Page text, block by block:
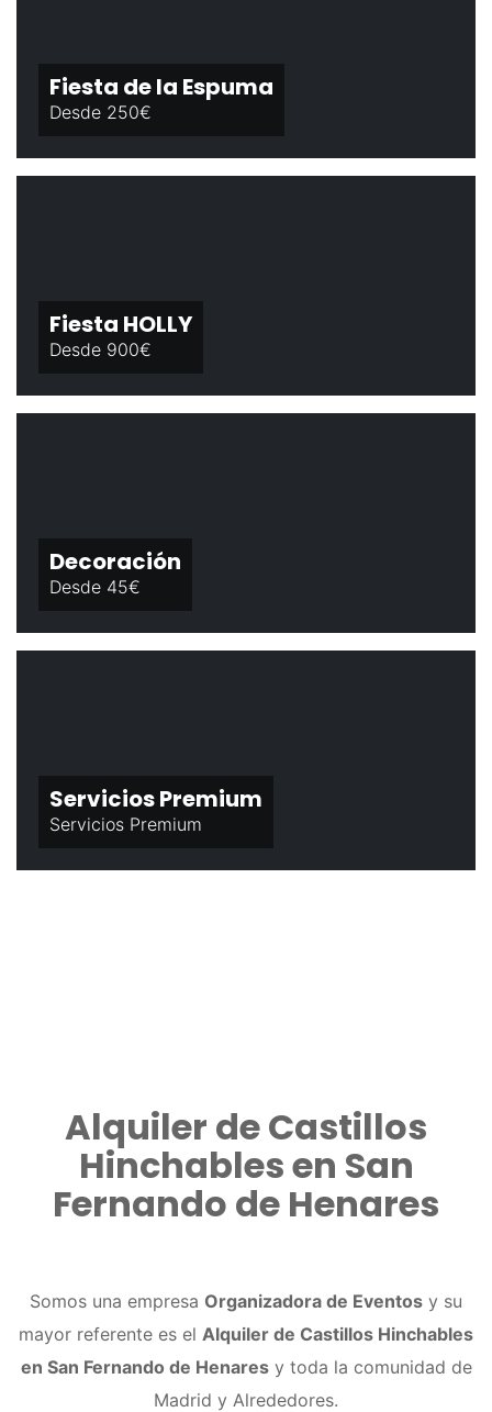
Fiesta de la Espuma
Desde 250€
Fiesta HOLLY
Desde 900€
Decoración
Desde 45€
Servicios Premium
Servicios Premium
Alquiler de Castillos
Hinchables en San
Fernando de Henares
Somos una empresa Organizadora de Eventos y su
mayor referente es el Alquiler de Castillos Hinchables
en San Fernando de Henaresy toda la comunidad de
Madrid y Alrededores.